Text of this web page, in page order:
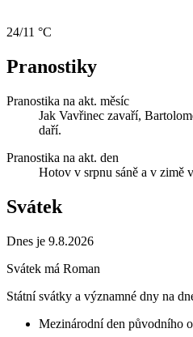
24/11 °C
Pranostiky
Pranostika na akt. měsíc
Jak Vavřinec zavaří,
daří.
Pranostika na akt. den
Hotov v srpnu sáně a v zimě
Svátek
Dnes je 9.8.2026
Svátek má Roman
Státní svátky a významné dny na
Mezinárodní den původního